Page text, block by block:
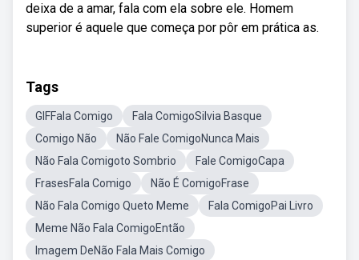
deixa de a amar, fala com ela sobre ele. Homem
superior é aquele que começa por pôr em prática as.
Tags
GIFFala Comigo
Fala ComigoSilvia Basque
Comigo Não
Não Fale ComigoNunca Mais
Não Fala Comigoto Sombrio
Fale ComigoCapa
FrasesFala Comigo
Não É ComigoFrase
Não Fala Comigo Queto Meme
Fala ComigoPai Livro
Meme Não Fala ComigoEntão
Imagem DeNão Fala Mais Comigo